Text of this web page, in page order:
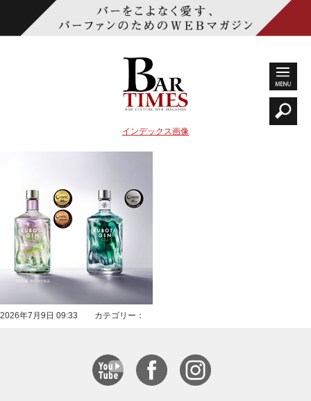
インデックス画像
2026年7月9日 09:33 カテゴリー：